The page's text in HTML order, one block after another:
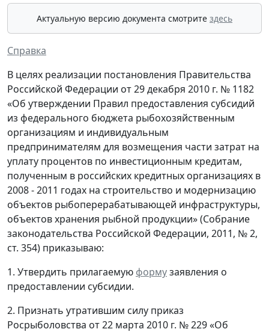
Актуальную версию документа смотрите здесь
Справка
В целях реализации постановления Правительства
Российской Федерации от 29 декабря 2010 г. № 1182
«Об утверждении Правил предоставления субсидий
из федерального бюджета рыбохозяйственным
организациям и индивидуальным
предпринимателям для возмещения части затрат на
уплату процентов по инвестиционным кредитам,
полученным в российских кредитных организациях в
2008 - 2011 годах на строительство и модернизацию
объектов рыбоперерабатывающей инфраструктуры,
объектов хранения рыбной продукции» (Собрание
законодательства Российской Федерации, 2011, № 2,
ст. 354) приказываю:
1. Утвердить прилагаемую формузаявления о
предоставлении субсидии.
2. Признать утратившим силу приказ
Росрыболовства от 22 марта 2010 г. № 229 «Об